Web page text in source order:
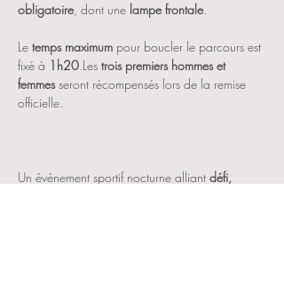
obligatoire, dont une lampe frontale.
Le temps maximum pour boucler le parcours est
fixé à 1h20.Les trois premiers hommes et
femmes seront récompensés lors de la remise
officielle.
Un événement sportif nocturne alliant défi,